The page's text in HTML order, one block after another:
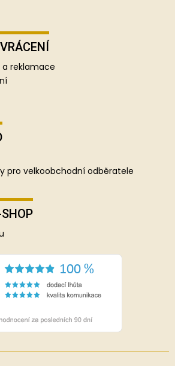
reklamace
pro velkoobchodní odběratele